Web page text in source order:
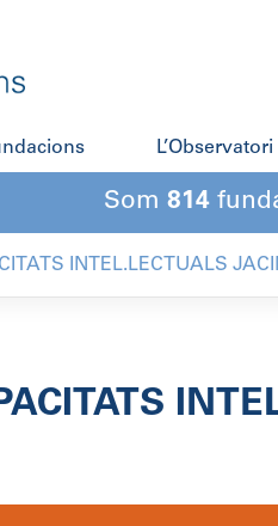
L’Observatori
Som 814
INTEL.LECTUALS